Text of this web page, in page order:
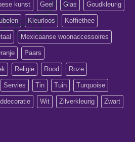
kunst Geel Glas Goudkleurig
Kleurloos Koffiethee
Mexicaanse woonaccessoires
Paars
Religie Rood Roze
Servies Tin Tuin Turquoise
Wit Zilverkleurig Zwart